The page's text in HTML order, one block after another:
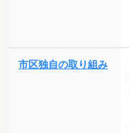
市区独自の取り組み